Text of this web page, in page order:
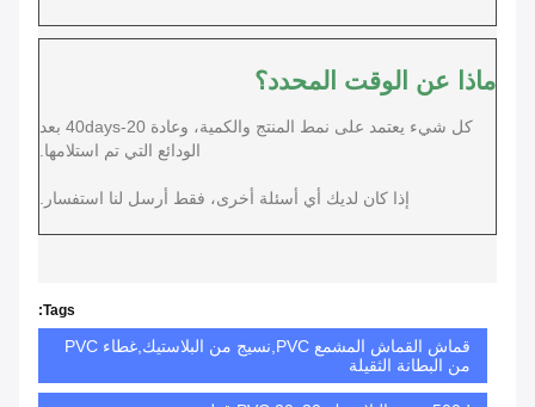
ماذا عن الوقت المحدد؟
كل شيء يعتمد على نمط المنتج والكمية، وعادة 20-40days بعد
الودائع التي تم استلامها.
إذا كان لديك أي أسئلة أخرى، فقط أرسل لنا استفسار.
Tags:
قماش القماش المشمع PVC,نسيج من البلاستيك,غطاء PVC
من البطانة الثقيلة